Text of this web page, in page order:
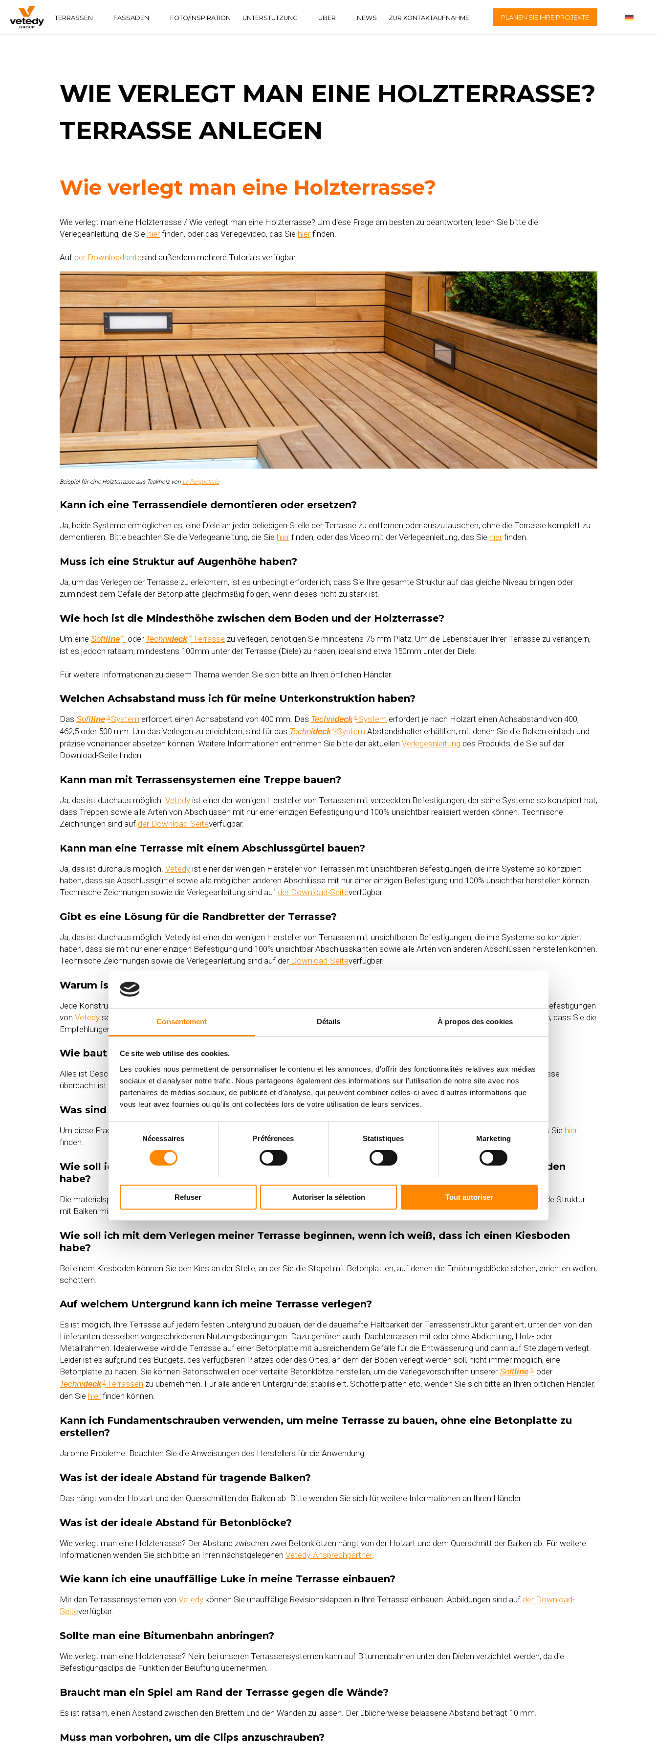
Consentement Détails À propos des cookies
Ce site web utilise des cookies.
Les cookies nous permettent de personnaliser le contenu et les annonces, d'offrir des fonctionnalités relatives aux médias
sociaux et d'analyser notre trafic. Nous partageons également des informations sur l'utilisation de notre site avec nos
partenaires de médias sociaux, de publicité et d'analyse, qui peuvent combiner celles-ci avec d'autres informations que
vous leur avez fournies ou qu'ils ont collectées lors de votre utilisation de leurs services.
consentement
Nécessaires Préférences Statistiques Marketing
Refuser Autoriser la sélection Tout autoriser
TERRASSEN
FASSADEN
FOTO/INSPIRATION
UNTERSTÜTZUNG
ÜBER
NEWS ZUR KONTAKTAUFNAHME PLANEN SIE IHRE PROJEKTE
WIE VERLEGT MAN EINE HOLZTERRASSE?
TERRASSE ANLEGEN
Wie verlegt man eine Holzterrasse?
Wie verlegt man eine Holzterrasse / Wie verlegt man eine Holzterrasse? Um diese Frage am besten zu beantworten, lesen Sie bitte die
Verlegeanleitung, die Sie hierfinden, oder das Verlegevideo, das Sie hierfinden.
Auf der Downloadseitesind außerdem mehrere Tutorials verfügbar.
Beispiel für eine Holzterrasse aus Teakholz von La Parqueterie
Kann ich eine Terrassendiele demontieren oder ersetzen?
Ja, beide Systeme ermöglichen es, eine Diele an jeder beliebigen Stelle der Terrasse zu entfernen oder auszutauschen, ohne die Terrasse komplett zu
demontieren. Bitte beachten Sie die Verlegeanleitung, die Sie hierfinden, oder das Video mit der Verlegeanleitung, das Sie hierfinden.
Muss ich eine Struktur auf Augenhöhe haben?
Ja, um das Verlegen der Terrasse zu erleichtern, ist es unbedingt erforderlich, dass Sie Ihre gesamte Struktur auf das gleiche Niveau bringen oder
zumindest dem Gefälle der Betonplatte gleichmäßig folgen, wenn dieses nicht zu stark ist.
Wie hoch ist die Mindesthöhe zwischen dem Boden und der Holzterrasse?
Um eine Softline ®- oder Technideck ®-Terrasse zu verlegen, benötigen Sie mindestens 75 mm Platz. Um die Lebensdauer Ihrer Terrasse zu verlängern,
ist es jedoch ratsam, mindestens 100mm unter der Terrasse (Diele) zu haben, ideal sind etwa 150mm unter der Diele.
Für weitere Informationen zu diesem Thema wenden Sie sich bitte an Ihren örtlichen Händler.
Welchen Achsabstand muss ich für meine Unterkonstruktion haben?
Das Softline ®-System erfordert einen Achsabstand von 400 mm. Das Technideck ®-System erfordert je nach Holzart einen Achsabstand von 400,
462,5 oder 500 mm. Um das Verlegen zu erleichtern, sind für das Technideck ®-System Abstandshalter erhältlich, mit denen Sie die Balken einfach und
präzise voneinander absetzen können. Weitere Informationen entnehmen Sie bitte der aktuellen Verlegeanleitung des Produkts, die Sie auf der
Download-Seite finden.
Kann man mit Terrassensystemen eine Treppe bauen?
Ja, das ist durchaus möglich. Vetedy ist einer der wenigen Hersteller von Terrassen mit verdeckten Befestigungen, der seine Systeme so konzipiert hat,
dass Treppen sowie alle Arten von Abschlüssen mit nur einer einzigen Befestigung und 100% unsichtbar realisiert werden können. Technische
Zeichnungen sind auf der Download-Seiteverfügbar.
Kann man eine Terrasse mit einem Abschlussgürtel bauen?
Ja, das ist durchaus möglich. Vetedy ist einer der wenigen Hersteller von Terrassen mit unsichtbaren Befestigungen, die ihre Systeme so konzipiert
haben, dass sie Abschlussgürtel sowie alle möglichen anderen Abschlüsse mit nur einer einzigen Befestigung und 100% unsichtbar herstellen können.
Technische Zeichnungen sowie die Verlegeanleitung sind auf der Download-Seiteverfügbar.
Gibt es eine Lösung für die Randbretter der Terrasse?
Ja, das ist durchaus möglich. Vetedy ist einer der wenigen Hersteller von Terrassen mit unsichtbaren Befestigungen, die ihre Systeme so konzipiert
haben, dass sie mit nur einer einzigen Befestigung und 100% unsichtbar Abschlusskanten sowie alle Arten von anderen Abschlüssen herstellen können.
Technische Zeichnungen sowie die Verlegeanleitung sind auf derDownload-Seiteverfügbar.
Warum ist es so wichtig, die Verlegeanleitung zu beachten?
Jede Konstruktion im Freien wird das ganze Jahr über auf eine harte Probe gestellt. Auch wenn die Terrassensysteme mit unsichtbaren Befestigungen
von Vetedy so konzipiert sind, dass sie den Witterungseinflüssen standhalten können, ist es für die Langlebigkeit der Systeme unerlässlich, dass Sie die
Empfehlungen für den Einbau einhalten.
Wie baut man eine Holzterrasse? – In welcher Richtung sollte ich meine Terrasse verlegen?
Alles ist Geschmackssache, aber es ist generell ratsam, die Terrasse in Längsrichtung und/oder zum Licht hin zu verlegen, wenn die Terrasse
überdacht ist.
Was sind die wichtigsten Prinzipien beim Verlegen?
Um diese Frage am besten zu beantworten, lesen Sie die Verlegeanleitung, die Sie finden, oder das Video mit der Verlegeanleitung, das Sie hier
finden.
Wie soll ich mit dem Verlegen meiner Terrasse beginnen, wenn ich weiß, dass ich einen Erdboden
habe?
Die materialsparendste Lösung besteht darin, Betonklötze zu bilden und die Erde mit einem Geotextil abzudecken. Baue dann eine tragende Struktur
mit Balken mit großem Querschnitt.
Wie soll ich mit dem Verlegen meiner Terrasse beginnen, wenn ich weiß, dass ich einen Kiesboden
habe?
Bei einem Kiesboden können Sie den Kies an der Stelle, an der Sie die Stapel mit Betonplatten, auf denen die Erhöhungsblöcke stehen, errichten wollen,
schottern.
Auf welchem Untergrund kann ich meine Terrasse verlegen?
Es ist möglich, Ihre Terrasse auf jedem festen Untergrund zu bauen, der die dauerhafte Haltbarkeit der Terrassenstruktur garantiert, unter den von den
Lieferanten desselben vorgeschriebenen Nutzungsbedingungen. Dazu gehören auch: Dachterrassen mit oder ohne Abdichtung, Holz- oder
Metallrahmen. Idealerweise wird die Terrasse auf einer Betonplatte mit ausreichendem Gefälle für die Entwässerung und dann auf Stelzlagern verlegt.
Leider ist es aufgrund des Budgets, des verfügbaren Platzes oder des Ortes, an dem der Boden verlegt werden soll, nicht immer möglich, eine
Betonplatte zu haben. Sie können Betonschwellen oder verteilte Betonklötze herstellen, um die Verlegevorschriften unsererSoftline ®- oder
Technideck ®-Terrassen zu übernehmen. Für alle anderen Untergründe: stabilisiert, Schotterplatten etc. wenden Sie sich bitte an Ihren örtlichen Händler,
den Sie hierfinden können.
Kann ich Fundamentschrauben verwenden, um meine Terrasse zu bauen, ohne eine Betonplatte zu
erstellen?
Ja ohne Probleme. Beachten Sie die Anweisungen des Herstellers für die Anwendung.
Was ist der ideale Abstand für tragende Balken?
Das hängt von der Holzart und den Querschnitten der Balken ab. Bitte wenden Sie sich für weitere Informationen an Ihren Händler.
Was ist der ideale Abstand für Betonblöcke?
Wie verlegt man eine Holzterrasse? Der Abstand zwischen zwei Betonklötzen hängt von der Holzart und dem Querschnitt der Balken ab. Für weitere
Informationen wenden Sie sich bitte an Ihren nächstgelegenen Vetedy-Ansprechpartner.
Wie kann ich eine unauffällige Luke in meine Terrasse einbauen?
Mit den Terrassensystemen von Vetedy können Sie unauffällige Revisionsklappen in Ihre Terrasse einbauen. Abbildungen sind auf der Download-
Seiteverfügbar.
Sollte man eine Bitumenbahn anbringen?
Wie verlegt man eine Holzterrasse? Nein, bei unseren Terrassensystemen kann auf Bitumenbahnen unter den Dielen verzichtet werden, da die
Befestigungsclips die Funktion der Belüftung übernehmen.
Braucht man ein Spiel am Rand der Terrasse gegen die Wände?
Es ist ratsam, einen Abstand zwischen den Brettern und den Wänden zu lassen. Der üblicherweise belassene Abstand beträgt 10 mm.
Muss man vorbohren, um die Clips anzuschrauben?